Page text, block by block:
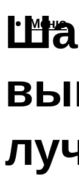
Меню